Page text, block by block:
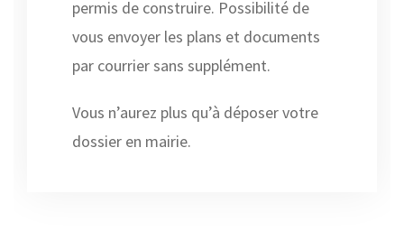
permis de construire. Possibilité de
vous envoyer les plans et documents
par courrier sans supplément.
Vous n’aurez plus qu’à déposer votre
dossier en mairie.